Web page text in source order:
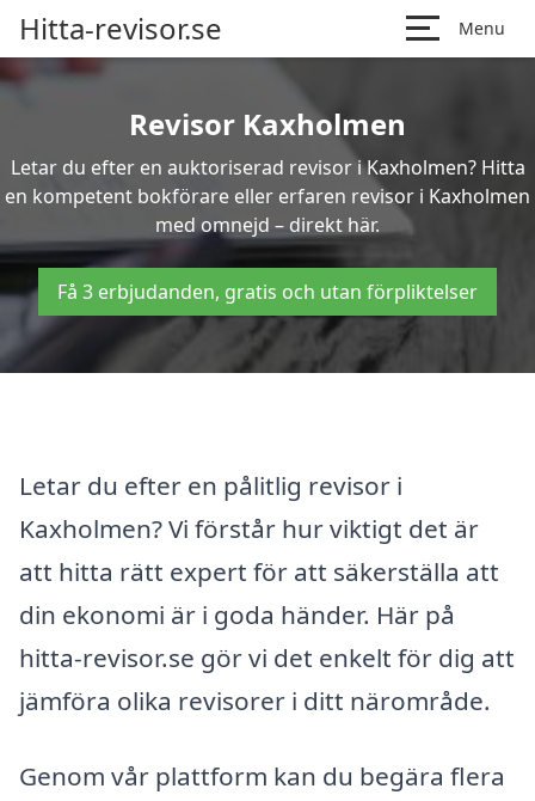
Hitta-revisor.se Menu
Revisor Kaxholmen
Letar du efter en auktoriserad revisor i Kaxholmen? Hitta
en kompetent bokförare eller erfaren revisor i Kaxholmen
med omnejd – direkt här.
Få 3 erbjudanden, gratis och utan förpliktelser
Letar du efter en pålitlig revisor i
Kaxholmen? Vi förstår hur viktigt det är
att hitta rätt expert för att säkerställa att
din ekonomi är i goda händer. Här på
hitta-revisor.se gör vi det enkelt för dig att
jämföra olika revisorer i ditt närområde.
Genom vår plattform kan du begära flera